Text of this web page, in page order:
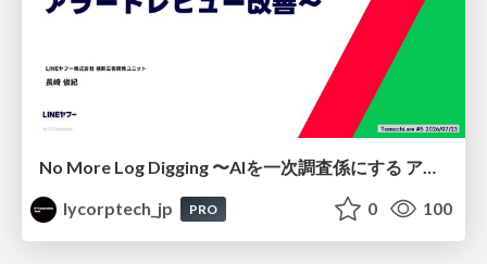
lycorptech_jp
PRO 0 100